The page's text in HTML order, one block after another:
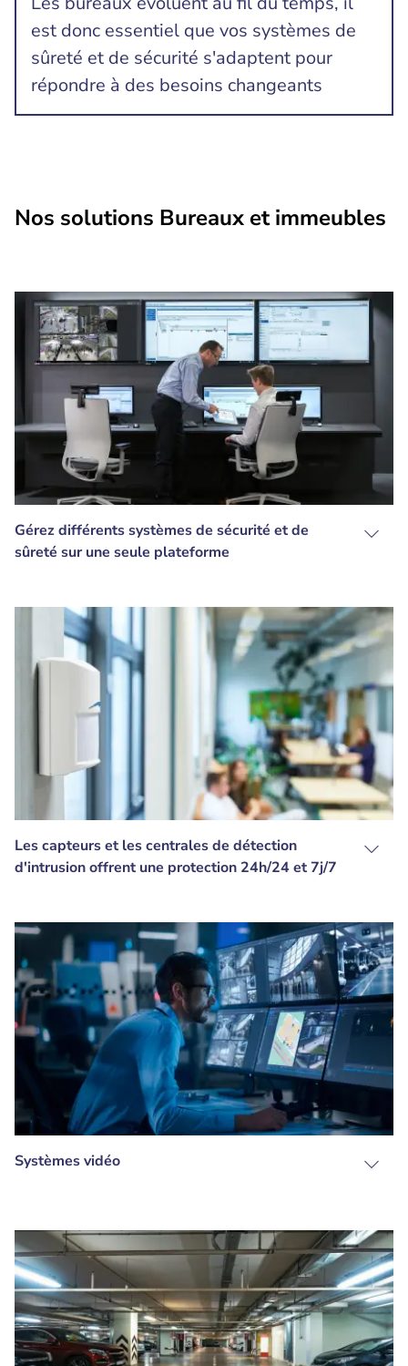
est donc essentiel que vos systèmes de
sûreté et de sécurité s'adaptent pour
répondre à des besoins changeants
Nos solutions Bureaux et immeubles
Gérez différents systèmes de sécurité et de
sûreté sur une seule plateforme
Les capteurs et les centrales de détection
d'intrusion offrent une protection 24h/24 et 7j/7
Systèmes vidéo